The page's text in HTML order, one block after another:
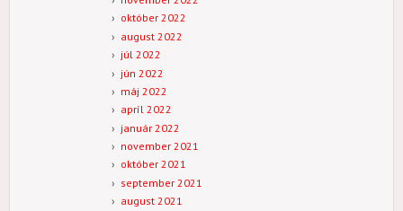
október 2022
august 2022
júl 2022
jún 2022
máj 2022
apríl 2022
január 2022
november 2021
október 2021
september 2021
august 2021